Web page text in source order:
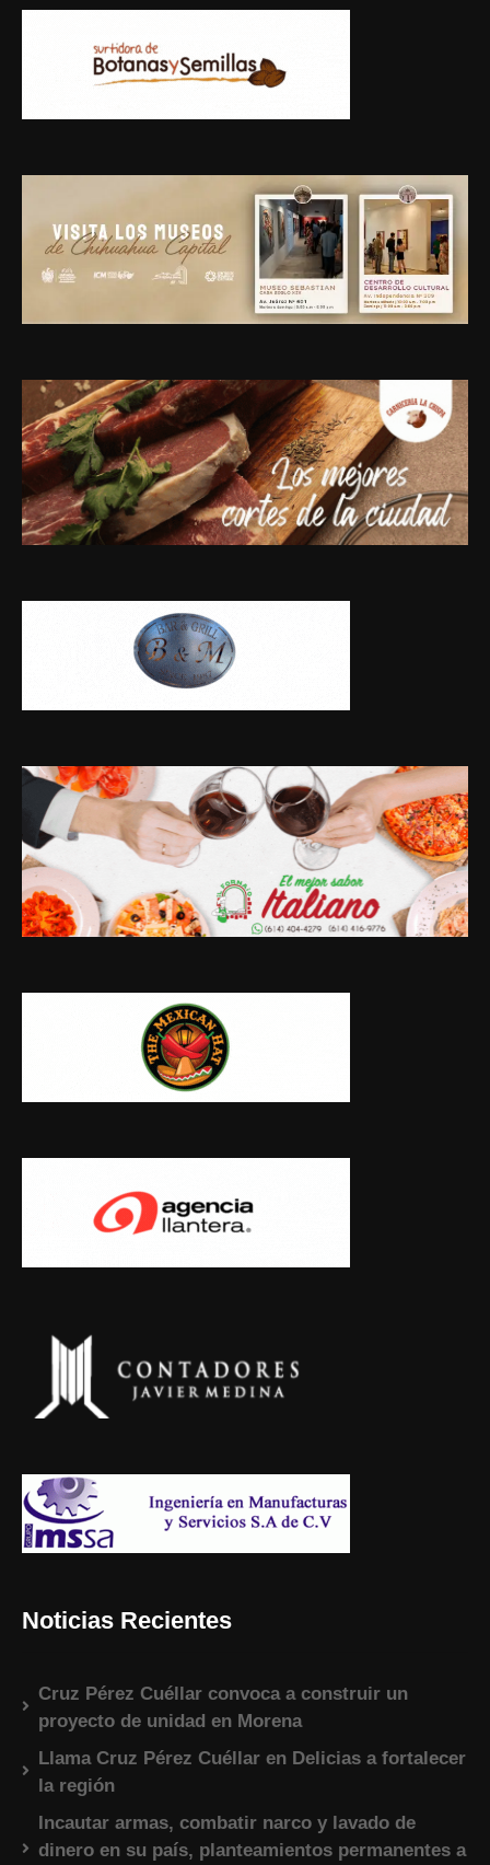
Noticias Recientes
Cruz Pérez Cuéllar convoca a construir un
proyecto de unidad en Morena
Llama Cruz Pérez Cuéllar en Delicias a fortalecer
la región
Incautar armas, combatir narco y lavado de
dinero en su país, planteamientos permanentes a